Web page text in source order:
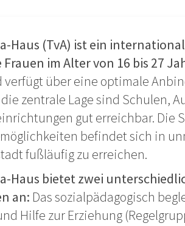
Haus (TvA) ist ein
im Alter von 16 bis 27
verfügt über eine optimale
zentrale Lage sind Schulen,
gut erreichbar. Die
befindet sich in
fußläufig zu erreichen.
Haus bietet zwei
an: Das sozialpädagogisch
Hilfe zur Erziehung